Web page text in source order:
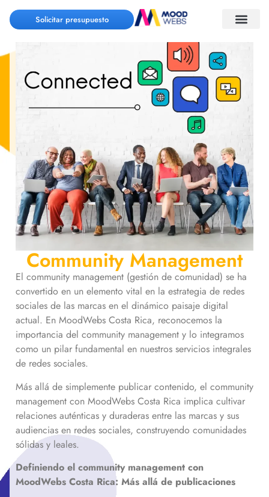
Solicitar presupuesto
Community Management
El community management (gestión de comunidad) se ha
convertido en un elemento vital en la estrategia de redes
sociales de las marcas en el dinámico paisaje digital
actual. En MoodWebs Costa Rica, reconocemos la
importancia del community management y lo integramos
como un pilar fundamental en nuestros servicios integrales
de redes sociales.
Más allá de simplemente publicar contenido, el community
management con MoodWebs Costa Rica implica cultivar
relaciones auténticas y duraderas entre las marcas y sus
audiencias en redes sociales, construyendo comunidades
sólidas y leales.
Definiendo el community management con
MoodWebs Costa Rica: Más allá de publicaciones